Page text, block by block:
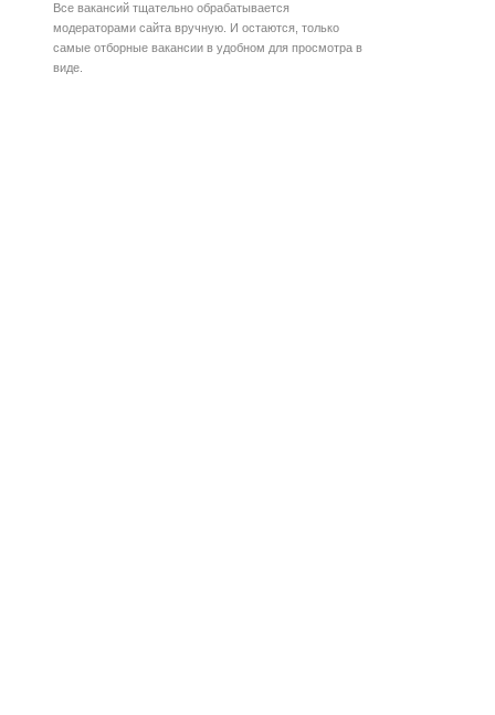
Все вакансий тщательно обрабатывается
модераторами сайта вручную. И остаются, только
самые отборные вакансии в удобном для просмотра в
виде.